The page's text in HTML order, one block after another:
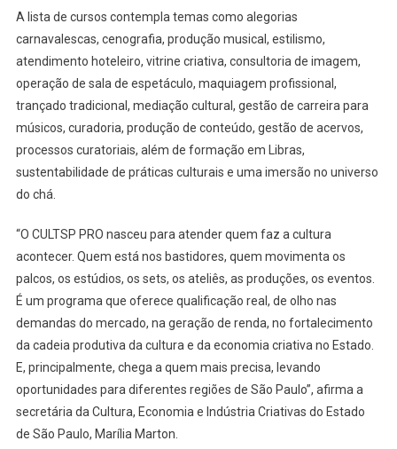
A lista de cursos contempla temas como alegorias
carnavalescas, cenografia, produção musical, estilismo,
atendimento hoteleiro, vitrine criativa, consultoria de imagem,
operação de sala de espetáculo, maquiagem profissional,
trançado tradicional, mediação cultural, gestão de carreira para
músicos, curadoria, produção de conteúdo, gestão de acervos,
processos curatoriais, além de formação em Libras,
sustentabilidade de práticas culturais e uma imersão no universo
do chá.
“O CULTSP PRO nasceu para atender quem faz a cultura
acontecer. Quem está nos bastidores, quem movimenta os
palcos, os estúdios, os sets, os ateliês, as produções, os eventos.
É um programa que oferece qualificação real, de olho nas
demandas do mercado, na geração de renda, no fortalecimento
da cadeia produtiva da cultura e da economia criativa no Estado.
E, principalmente, chega a quem mais precisa, levando
oportunidades para diferentes regiões de São Paulo”, afirma a
secretária da Cultura, Economia e Indústria Criativas do Estado
de São Paulo, Marília Marton.